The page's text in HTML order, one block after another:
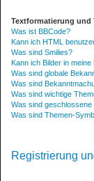
Textformatierung und
Was ist BBCode?
Kann ich HTML
Was sind Smilies?
Kann ich Bilder in meine
Was sind globale
Was sind
Was sind wichtige
Was sind geschlossene
Was sind Themen-
Registrierung